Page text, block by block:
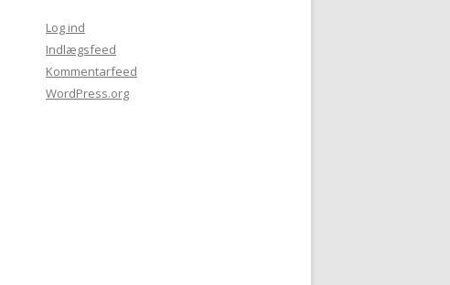
Log ind
Indlægsfeed
Kommentarfeed
WordPress.org